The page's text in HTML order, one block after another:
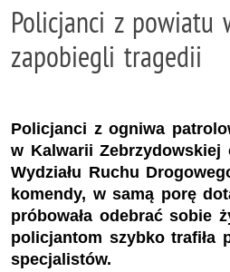
Policjanci z powiatu
zapobiegli tragedii
Policjanci z ogniwa
w Kalwarii Zebrzydowskiej
Wydziału Ruchu
komendy, w samą porę
próbowała odebrać sobie
policjantom szybko trafiła
specjalistów.